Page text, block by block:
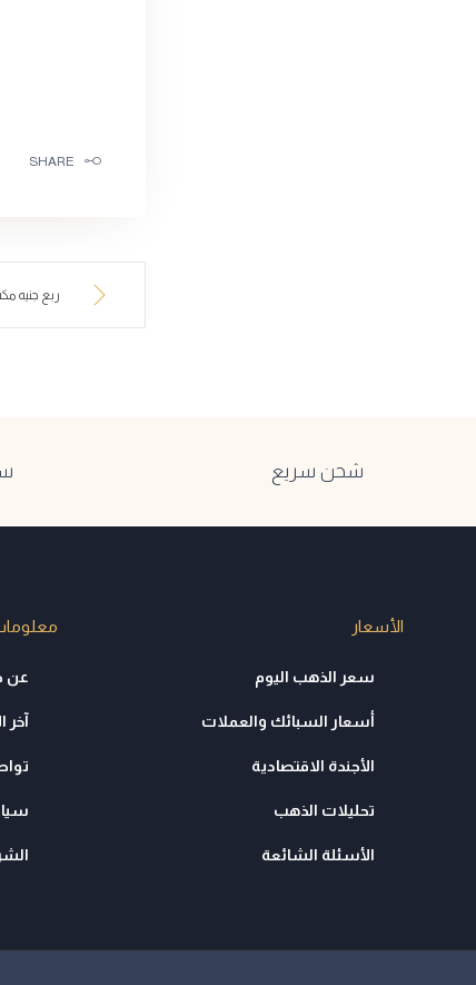
SHARE
ربع جنيه مكه
شحن سريع
الأسعار
سعر الذهب اليوم
أسعار السبائك والعملات
الأجندة الاقتصادية
تحليلات الذهب
الأسئلة الشائعة
عن
آخر